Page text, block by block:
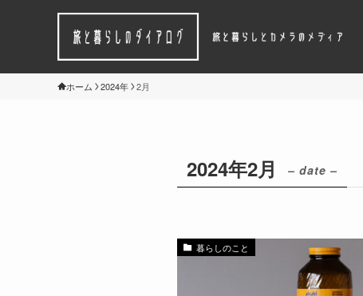
ホーム 2024年 2月
2024年2月 – date –
暮らしのこと